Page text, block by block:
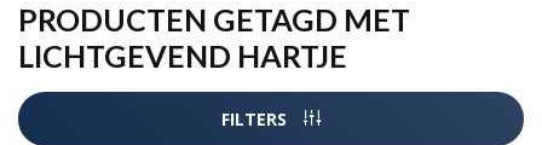
PRODUCTEN GETAGD MET
LICHTGEVEND HARTJE
FILTERS